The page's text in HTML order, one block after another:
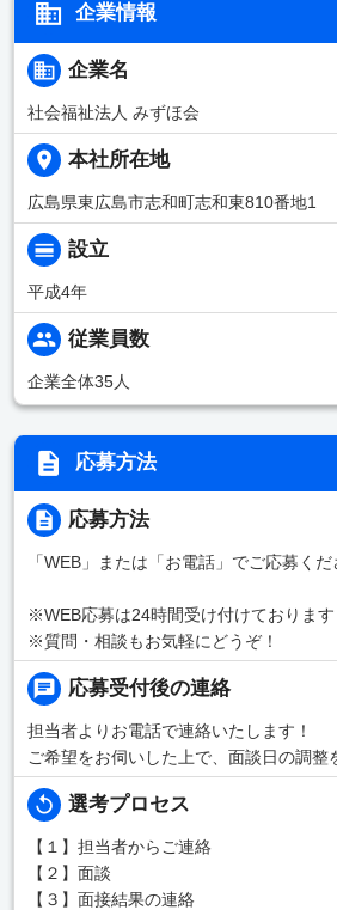
企業情報
企業名
社会福祉法人 みずほ会
本社所在地
広島県東広島市志和町志和東810番地1
設立
平成4年
従業員数
企業全体35人
応募方法
応募方法
「WEB」または「お電話」でご応募くだ
※WEB応募は24時間受け付けております
※質問・相談もお気軽にどうぞ！
応募受付後の連絡
担当者よりお電話で連絡いたします！
ご希望をお伺いした上で、面談日の調整
選考プロセス
【１】担当者からご連絡
【２】面談
【３】面接結果の連絡